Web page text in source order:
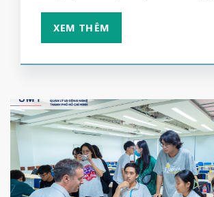
XEM THÊM